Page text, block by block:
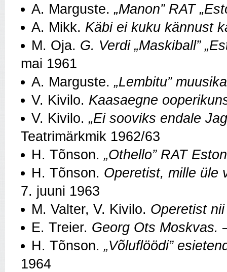
A. Marguste. „Manon” RAT
A. Mikk. Käbi ei kuku kännust
M. Oja. G. Verdi „Maskiball”
mai 1961
A. Marguste. „Lembitu”
V. Kivilo. Kaasaegne
V. Kivilo. „Ei sooviks endale
Teatrimärkmik 1962/63
H. Tõnson. „Othello” RAT
H. Tõnson. Operetist, mille üle
7. juuni 1963
M. Valter, V. Kivilo. Operetist
E. Treier. Georg Ots Moskvas.
H. Tõnson. „Võluflöödi”
1964